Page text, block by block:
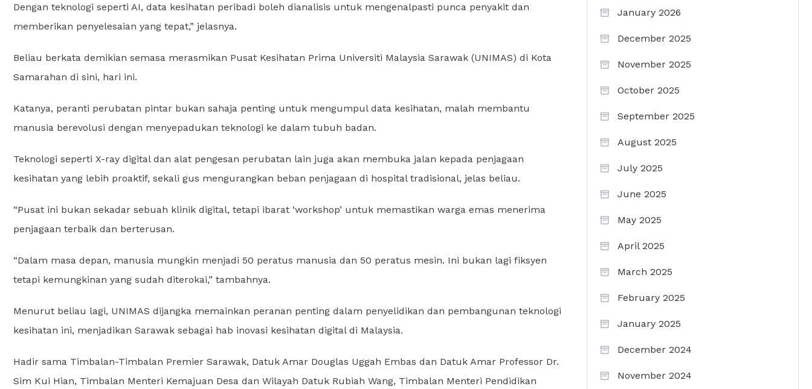
Dengan teknologi seperti AI, data kesihatan peribadi boleh dianalisis untuk mengenalpasti punca penyakit dan
memberikan penyelesaian yang tepat,” jelasnya.
Beliau berkata demikian semasa merasmikan Pusat Kesihatan Prima Universiti Malaysia Sarawak (UNIMAS) di Kota
Samarahan di sini, hari ini.
Katanya, peranti perubatan pintar bukan sahaja penting untuk mengumpul data kesihatan, malah membantu
manusia berevolusi dengan menyepadukan teknologi ke dalam tubuh badan.
Teknologi seperti X-ray digital dan alat pengesan perubatan lain juga akan membuka jalan kepada penjagaan
kesihatan yang lebih proaktif, sekali gus mengurangkan beban penjagaan di hospital tradisional, jelas beliau.
“Pusat ini bukan sekadar sebuah klinik digital, tetapi ibarat ‘workshop’ untuk memastikan warga emas menerima
penjagaan terbaik dan berterusan.
“Dalam masa depan, manusia mungkin menjadi 50 peratus manusia dan 50 peratus mesin. Ini bukan lagi fiksyen
tetapi kemungkinan yang sudah diterokai,” tambahnya.
Menurut beliau lagi, UNIMAS dijangka memainkan peranan penting dalam penyelidikan dan pembangunan teknologi
kesihatan ini, menjadikan Sarawak sebagai hab inovasi kesihatan digital di Malaysia.
Hadir sama Timbalan-Timbalan Premier Sarawak, Datuk Amar Douglas Uggah Embas dan Datuk Amar Professor Dr.
Sim Kui Hian, Timbalan Menteri Kemajuan Desa dan Wilayah Datuk Rubiah Wang, Timbalan Menteri Pendidikan
January 2026
December 2025
November 2025
October 2025
September 2025
August 2025
July 2025
June 2025
May 2025
April 2025
March 2025
February 2025
January 2025
December 2024
November 2024